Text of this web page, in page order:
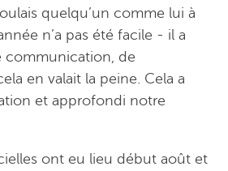
quelqu’un comme lui à
n’a pas été facile - il a
communication, de
en valait la peine. Cela a
et approfondi notre
ont eu lieu début août et